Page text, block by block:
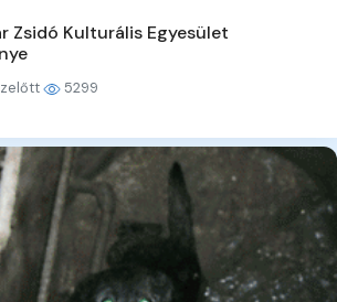
Zsidó Kulturális Egyesület
5299